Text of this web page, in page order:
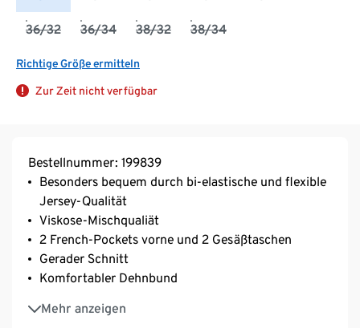
36/32 36/34 38/32 38/34
Richtige Größe ermitteln
Zur Zeit nicht verfügbar
Bestellnummer: 199839
Besonders bequem durch bi-elastische und flexible
Jersey-Qualität
Viskose-Mischqualiät
2 French-Pockets vorne und 2 Gesäßtaschen
Gerader Schnitt
Komfortabler Dehnbund
Mehr anzeigen
Mit Markenelasthan: formbeständig, perfekter Sitz
bei voller Bewegungsfreiheit